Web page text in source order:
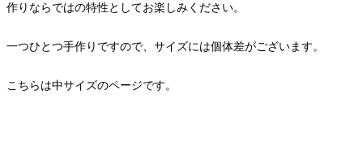
作りならではの特性としてお楽しみください。
一つひとつ手作りですので、サイズには個体差がございます。
こちらは中サイズのページです。